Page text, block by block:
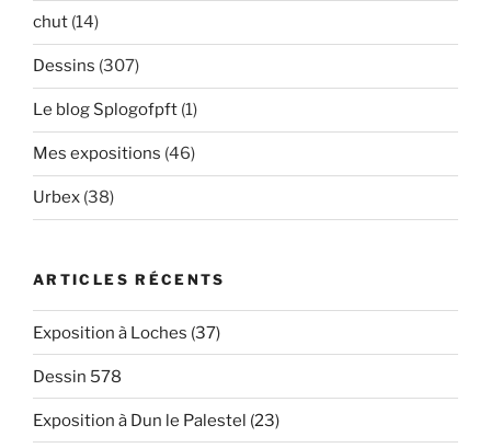
chut (14)
Dessins (307)
Le blog Splogofpft (1)
Mes expositions (46)
Urbex (38)
ARTICLES RÉCENTS
Exposition à Loches (37)
Dessin 578
Exposition à Dun le Palestel (23)